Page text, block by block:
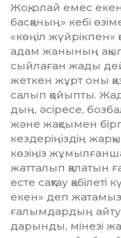
Жоқ, олай емес
басқаның» кебі
«көңіл жүйрікпен»
адам жанының
сыйлаған жады
жеткен жұрт оны
салып қойыпты.
дың, әсіресе,
және жақсымен
кездеріңіздің
көзіңіз
жатталып қалатын
есте сақтау
екен» деп
ғалымдардың
дарынды, мінезі